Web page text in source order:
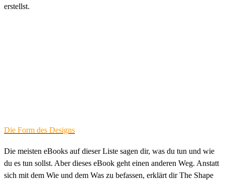
erstellst.
Die Form des Designs
Die meisten eBooks auf dieser Liste sagen dir, was du tun und wie
du es tun sollst. Aber dieses eBook geht einen anderen Weg. Anstatt
sich mit dem Wie und dem Was zu befassen, erklärt dir The Shape